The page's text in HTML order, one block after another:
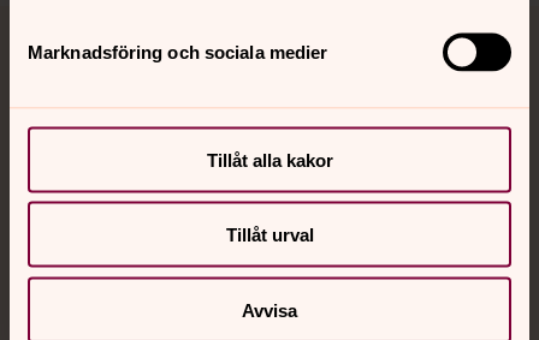
Marknadsföring och sociala medier
Tillåt alla kakor
Tillåt urval
Avvisa
Jourhavande präst
Akut samtals- och krisstöd. Prata eller chatta anonymt
Chatt
Telefon 112